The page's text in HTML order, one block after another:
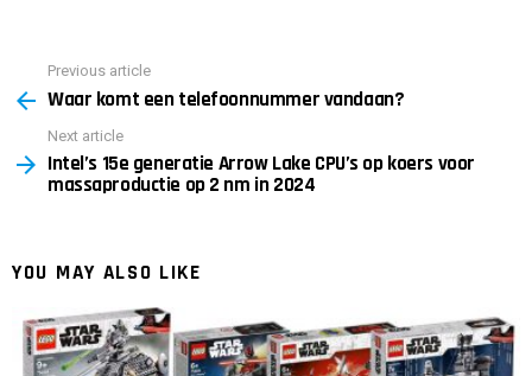
more
Previous article
Waar komt een telefoonnummer vandaan?
Next article
Intel’s 15e generatie Arrow Lake CPU’s op koers voor
massaproductie op 2 nm in 2024
YOU MAY ALSO LIKE